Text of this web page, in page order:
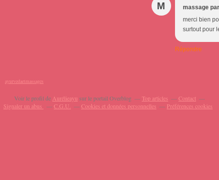
M
massage
merci bien
surtout pour
Répondre
ayurvedaetmassages
Voir le profil de Aurélieayu sur le portail Overblog Top articles
Contact
Signaler un abus
C.G.U. Cookies et données personnelles Préférences cookies